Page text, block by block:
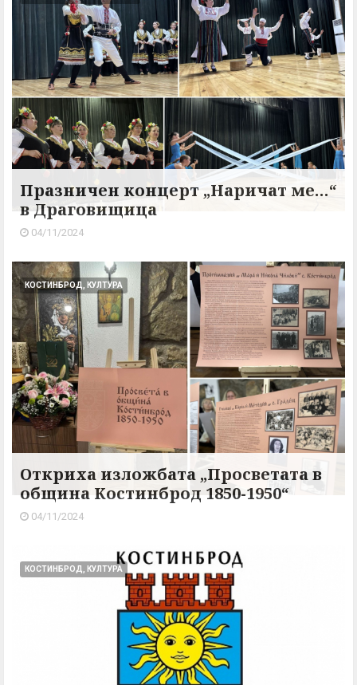
Празничен концерт „Наричат ме…“
в Драговищица
04/11/2024
КОСТИНБРОД, КУЛТУРА
Откриха изложбата „Просветата в
община Костинброд 1850-1950“
04/11/2024
КОСТИНБРОД, КУЛТУРА